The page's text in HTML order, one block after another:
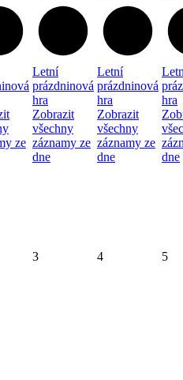
ze
Letní
prázdninová
hra
Zobrazit
všechny
záznamy ze
dne
Letní
prázdninová
hra
Zobrazit
všechny
záznamy ze
dne
hra
dne
3 4 5